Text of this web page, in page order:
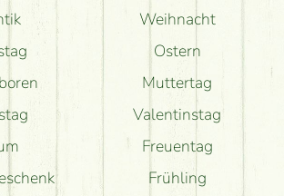
Weihnacht
Ostern
Muttertag
Valentinstag
Freuentag
Frühling